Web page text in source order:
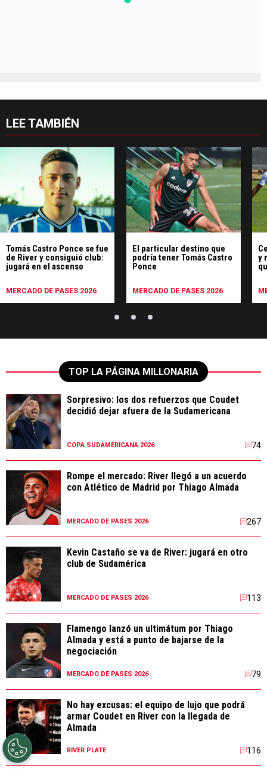
LEE TAMBIÉN
Tomás Castro Ponce se fue
de River y consiguió club:
jugará en el ascenso
MERCADO DE PASES 2026
El particular destino que
podría tener Tomás Castro
Ponce
MERCADO DE PASES 2026
y
TOP LA PÁGINA MILLONARIA
Sorpresivo: los dos refuerzos que Coudet
decidió dejar afuera de la Sudamericana
COPA SUDAMERICANA 2026 74
Rompe el mercado: River llegó a un acuerdo
con Atlético de Madrid por Thiago Almada
MERCADO DE PASES 2026 267
Kevin Castaño se va de River: jugará en otro
club de Sudamérica
MERCADO DE PASES 2026 113
Flamengo lanzó un ultimátum por Thiago
Almada y está a punto de bajarse de la
negociación
MERCADO DE PASES 2026 79
No hay excusas: el equipo de lujo que podrá
armar Coudet en River con la llegada de
Almada
RIVER PLATE 116